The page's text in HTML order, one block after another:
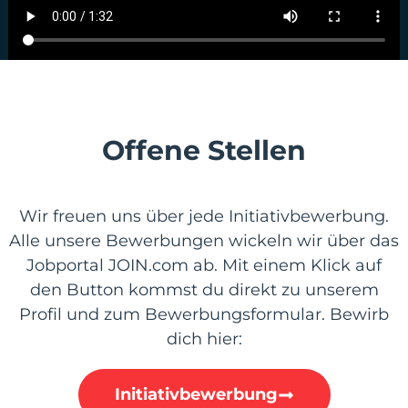
Offene Stellen
Wir freuen uns über jede Initiativbewerbung.
Alle unsere Bewerbungen wickeln wir über das
Jobportal JOIN.com ab. Mit einem Klick auf
den Button kommst du direkt zu unserem
Profil und zum Bewerbungsformular. Bewirb
dich hier:
Initiativbewerbung